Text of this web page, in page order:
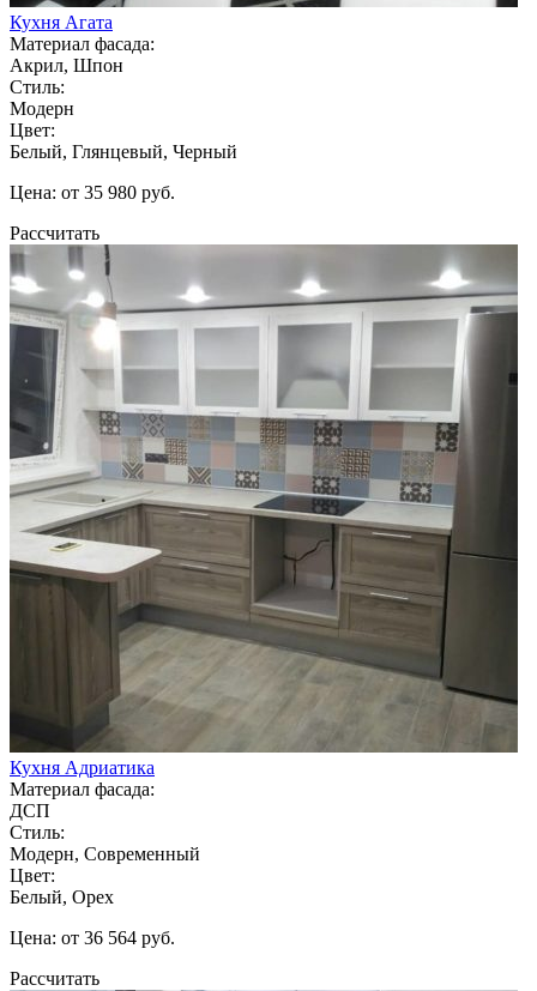
Кухня Агата
Материал фасада:
Акрил, Шпон
Стиль:
Модерн
Цвет:
Белый, Глянцевый, Черный
Цена: от 35 980 руб.
Рассчитать
Кухня Адриатика
Материал фасада:
ДСП
Стиль:
Модерн, Современный
Цвет:
Белый, Орех
Цена: от 36 564 руб.
Рассчитать